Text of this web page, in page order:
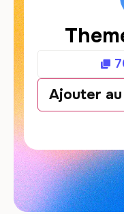
Ajouter